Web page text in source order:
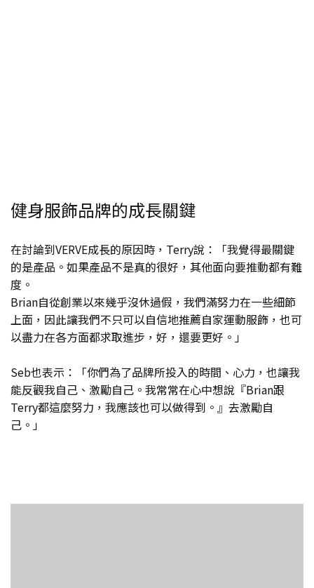
健身服飾品牌的成長關鍵
在討論到VERVE成長的原因時，Terry說：「我覺得最關鍵
的是產品。如果產品不是真的很好，其他面向要推動都有難
度。
Brian自從創業以來幾乎沒休過假，我們滿努力在一些細節
上面，因此讓我們不只可以自信地推薦自家運動服飾，也可
以盡力在各方面都求取進步，好，還要更好。」
Seb也表示：「你們為了品牌所投入的時間、心力，也讓我
能反觀我自己、激勵自己。我常常在心中想說『Brian跟
Terry都這麼努力，我應該也可以做得到。』去激勵自
己。」